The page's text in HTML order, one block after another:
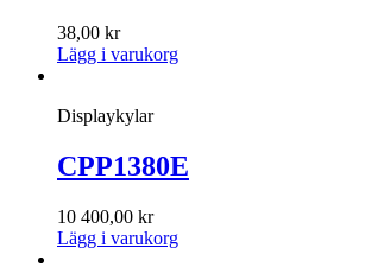
38,00 kr
Lägg i varukorg
Displaykylar
CPP1380E
10 400,00 kr
Lägg i varukorg